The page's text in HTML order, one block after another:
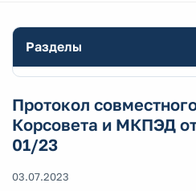
Разделы
Протокол
Корсовета и МКПЭД
01/23
03.07.2023